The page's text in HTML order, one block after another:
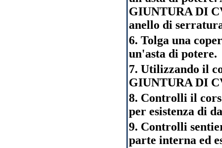
GIUNTURA DI
anello di
6. Tolga una
un'asta di potere.
7. Utilizzando il
GIUNTURA DI
8. Controlli il
per esistenza di
9. Controlli
parte interna ed